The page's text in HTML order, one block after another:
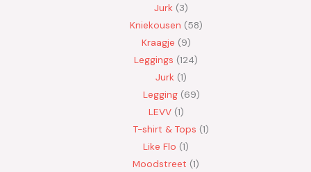
Jurk 3
Kniekousen 58
Kraagje 9
Leggings 124
Jurk 1
Legging 69
LEVV 1
T-shirt & Tops 1
Like Flo 1
Moodstreet 1